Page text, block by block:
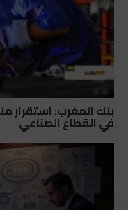
بنك المغرب: استقرار
في القطاع الصناعي